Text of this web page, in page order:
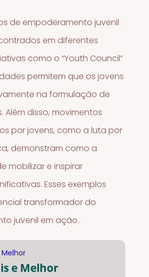
de empoderamento juvenil
em diferentes
como o “Youth Council”
permitem que os jovens
na formulação de
Além disso, movimentos
por jovens, como a luta por
demonstram como a
mobilizar e inspirar
Esses exemplos
transformador do
juvenil em ação.
e Melhor